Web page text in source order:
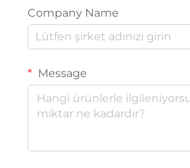
Company Name
Message